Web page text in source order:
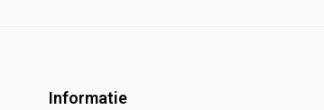
Informatie